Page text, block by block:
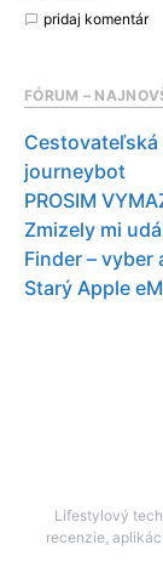
pridaj komentár
FÓRUM –
Cestovateľská
journeybot
PROSIM
Zmizely mi
Finder –
Starý Apple
Lifestylový
recenzie,